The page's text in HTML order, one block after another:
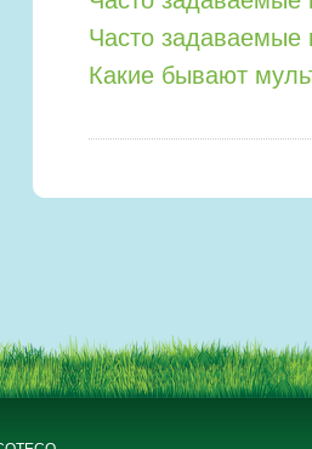
Часто задаваемые
Какие бывают